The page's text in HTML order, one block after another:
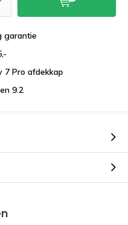
garantie
7 Pro afdekkap
9.2